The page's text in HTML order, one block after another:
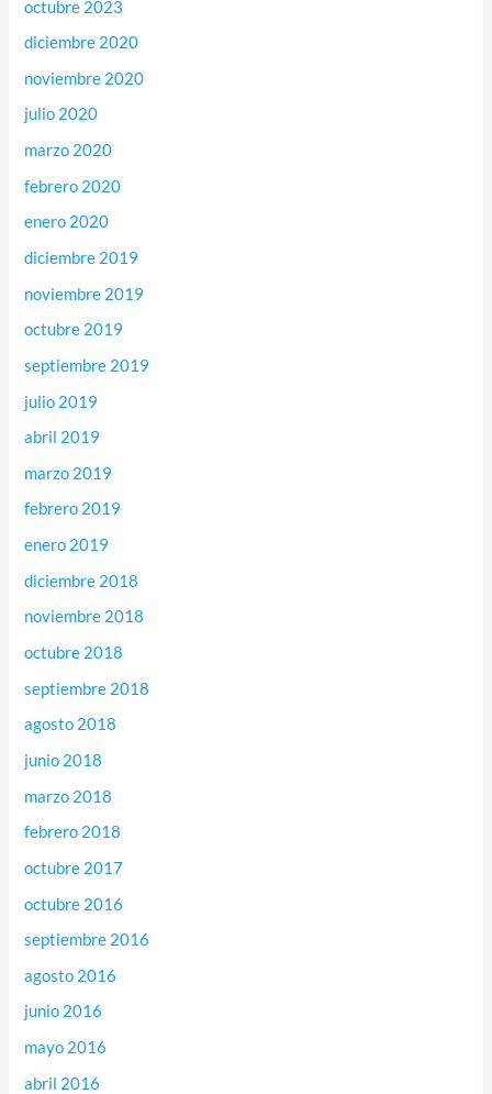
octubre 2023
diciembre 2020
noviembre 2020
julio 2020
marzo 2020
febrero 2020
enero 2020
diciembre 2019
noviembre 2019
octubre 2019
septiembre 2019
julio 2019
abril 2019
marzo 2019
febrero 2019
enero 2019
diciembre 2018
noviembre 2018
octubre 2018
septiembre 2018
agosto 2018
junio 2018
marzo 2018
febrero 2018
octubre 2017
octubre 2016
septiembre 2016
agosto 2016
junio 2016
mayo 2016
abril 2016